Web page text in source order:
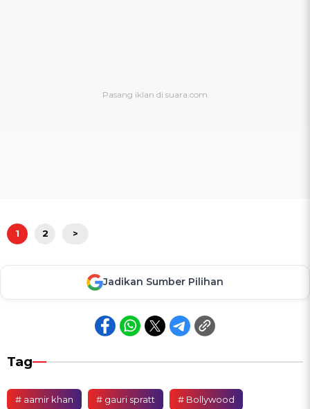
1 2 >
Jadikan Sumber Pilihan
Tag
# aamir khan # gauri spratt # Bollywood